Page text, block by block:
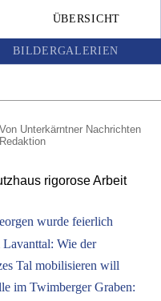
ÜBERSICHT
BILDERGALERIEN
ist Geschichte
Mai 2020
Von Unterkärntner Nachrichten
Redaktion
rigorose Arbeit
wurde feierlich
Wie der
Tal mobilisieren will
im Twimberger Graben: